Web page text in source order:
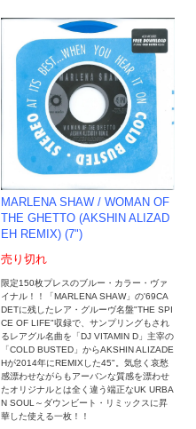
MARLENA SHAW ‎/ WOMAN OF
THE GHETTO (AKSHIN ALIZAD
EH REMIX) (7")
売り切れ
限定150枚プレスのブルー・カラー・ヴァ
イナル！！「MARLENA SHAW」の'69CA
DETに残したレア・グルーヴ名盤"THE SPI
CE OF LIFE"収録で、サンプリングもされ
るレアグル名曲を「DJ VITAMIN D」主宰の
「COLD BUSTED」からAKSHIN ALIZADE
Hが2014年にREMIXした45"。気怠く哀愁
感漂わせながらもアーバンな質感を漂わせ
たオリジナルとは全く違う端正なUK URBA
N SOUL～ダウンビート・リミックスに昇
華した使える一枚！！